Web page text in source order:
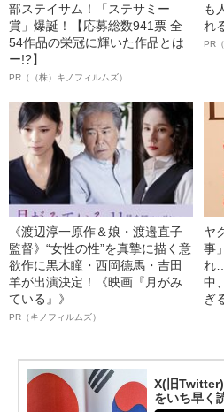
部ステイサム！「ステサミー
賞」爆誕！【応募総数941票 全
54作品の栄冠に輝いた作品とは
ー!?】
PR（（株）キノフィルムズ）
も
れ
PR
《渡辺淳一原作＆娘・渡邉直子
監督》“女性の性”を真摯に描く意
欲作に黒木瞳・西岡德馬・吉田
羊が出演決定！《映画『月がみ
ている』》
PR（キノフィルムズ）
ヤ
事
れ
中
ぎ
X(旧
をいち早く